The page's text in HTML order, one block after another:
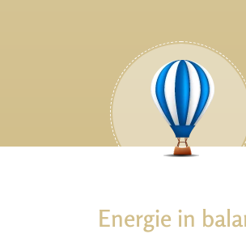
Energie in